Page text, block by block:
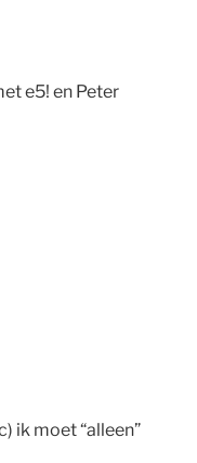
e5! en Peter
ik moet “alleen”